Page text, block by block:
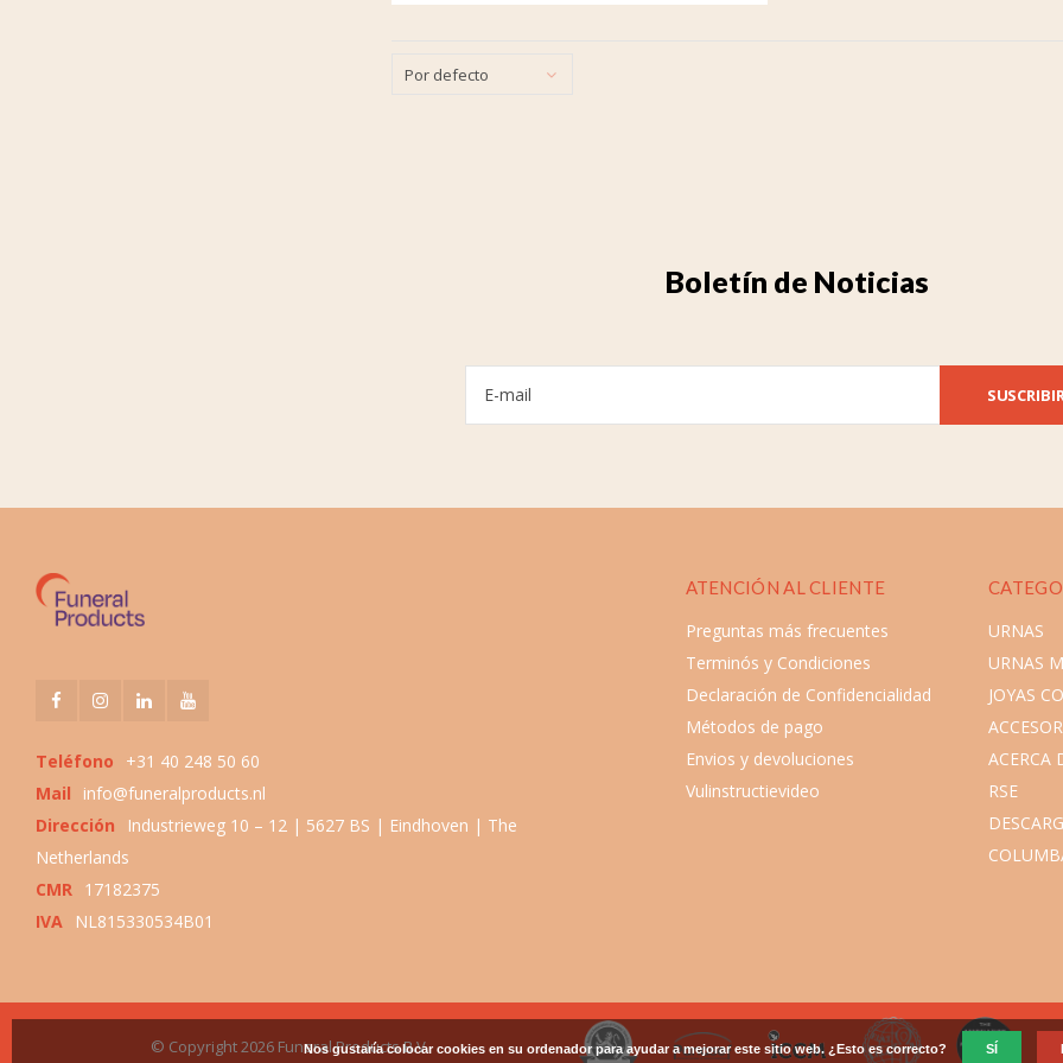
Por defecto
Boletín de Noticias
Teléfono
+31 40 248 50 60
Mail
info@funeralproducts.nl
Dirección
Industrieweg 10 – 12 | 5627 BS | Eindhoven | The
Netherlands
CMR
17182375
IVA
NL815330534B01
ATENCIÓN AL CLIENTE
Preguntas más frecuentes
Terminós y Condiciones
Declaración de Confidencialidad
Métodos de pago
Envios y devoluciones
Vulinstructievideo
URNAS
URNAS
JOYAS
ACERCA
RSE
© Copyright 2026 Funeral Products B.V.Nos gustaría colocar cookies en su ordenador para ayudar a mejorar este sitio web. ¿Esto es correcto? SÍ